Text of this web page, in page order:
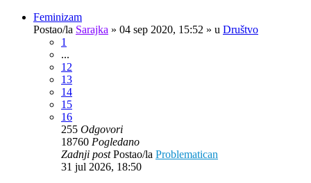
Feminizam
Postao/la Sarajka » 04 sep 2020, 15:52 » u Društvo
1
...
12
13
14
15
16
255 Odgovori
18760 Pogledano
Zadnji postPostao/la Problematican
31 jul 2026, 18:50